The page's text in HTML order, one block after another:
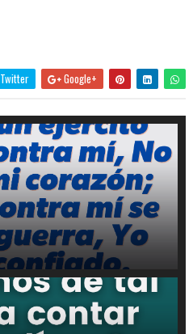
Twitter Google+